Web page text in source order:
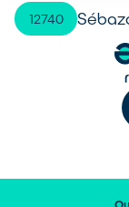
12740